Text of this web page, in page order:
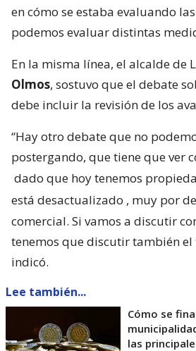
en cómo se estaba evaluando
podemos evaluar distintas
En la misma línea, el alcalde de
Olmos, sostuvo que el debate
debe incluir la revisión de los
“Hay otro debate que no
postergando, que tiene que ver
dado que hoy tenemos
está desactualizado , muy por
comercial. Si vamos a discutir
tenemos que discutir también el
indicó.
Lee también...
Cómo se
las